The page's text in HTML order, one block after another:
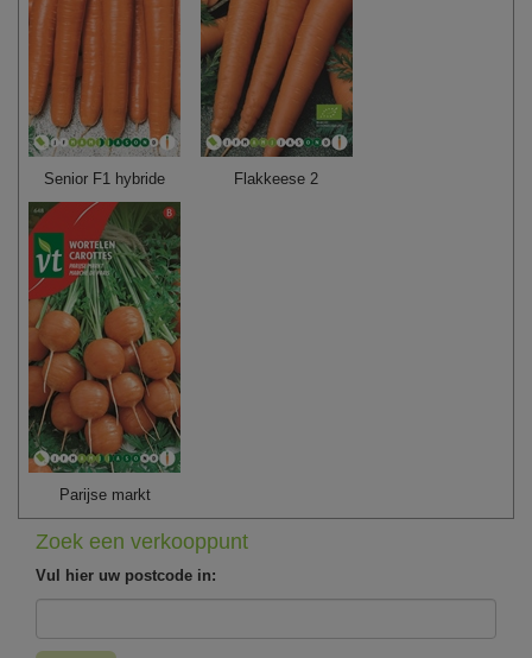
Senior F1 hybride Flakkeese 2
Parijse markt
Zoek een verkooppunt
Vul hier uw postcode in: